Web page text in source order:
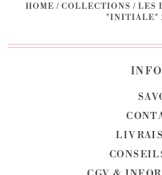
HOME / COLLECTIONS / LES
"INITIALE"